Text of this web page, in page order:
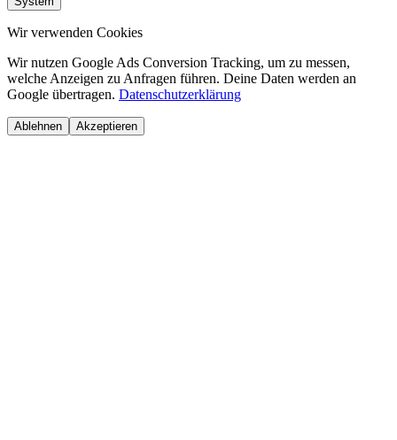
Wir verwenden Cookies
Wir nutzen Google Ads Conversion Tracking, um zu messen,
welche Anzeigen zu Anfragen führen. Deine Daten werden an
Google übertragen. Datenschutzerklärung
Ablehnen Akzeptieren